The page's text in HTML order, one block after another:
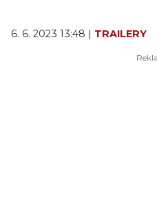
6. 6. 2023 13:48 | TRAILERY